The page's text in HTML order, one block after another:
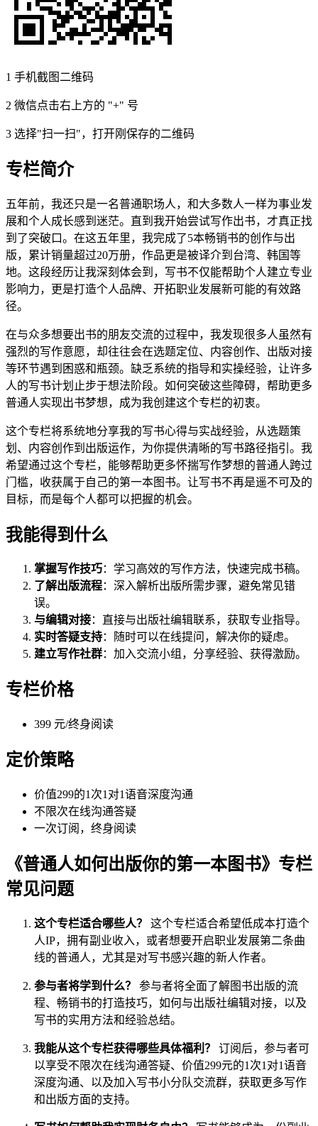
1 手机截图二维码
2 微信点击右上方的 "+" 号
3 选择"扫一扫"，打开刚保存的二维码
专栏简介
五年前，我还只是一名普通职场人，和大多数人一样为事业发
展和个人成长感到迷茫。直到我开始尝试写作出书，才真正找
到了突破口。在这五年里，我完成了5本畅销书的创作与出
版，累计销量超过20万册，作品更是被译介到台湾、韩国等
地。这段经历让我深刻体会到，写书不仅能帮助个人建立专业
影响力，更是打造个人品牌、开拓职业发展新可能的有效路
径。
在与众多想要出书的朋友交流的过程中，我发现很多人虽然有
强烈的写作意愿，却往往会在选题定位、内容创作、出版对接
等环节遇到困惑和瓶颈。缺乏系统的指导和实操经验，让许多
人的写书计划止步于想法阶段。如何突破这些障碍，帮助更多
普通人实现出书梦想，成为我创建这个专栏的初衷。
这个专栏将系统地分享我的写书心得与实战经验，从选题策
划、内容创作到出版运作，为你提供清晰的写书路径指引。我
希望通过这个专栏，能够帮助更多怀揣写作梦想的普通人跨过
门槛，收获属于自己的第一本图书。让写书不再是遥不可及的
目标，而是每个人都可以把握的机会。
我能得到什么
掌握写作技巧：学习高效的写作方法，快速完成书稿。
了解出版流程：深入解析出版所需步骤，避免常见错
误。
与编辑对接：直接与出版社编辑联系，获取专业指导。
实时答疑支持：随时可以在线提问，解决你的疑虑。
建立写作社群：加入交流小组，分享经验、获得激励。
专栏价格
399 元/终身阅读
定价策略
价值299的1次1对1语音深度沟通
不限次在线沟通答疑
一次订阅，终身阅读
《普通人如何出版你的第一本图书》专栏
常见问题
这个专栏适合哪些人？
这个专栏适合希望低成本打造个
人IP，拥有副业收入，或者想要开启职业发展第二条曲
线的普通人，尤其是对写书感兴趣的新人作者。
参与者将学到什么？
参与者将全面了解图书出版的流
程、畅销书的打造技巧，如何与出版社编辑对接，以及
写书的实用方法和经验总结。
我能从这个专栏获得哪些具体福利？
订阅后，参与者可
以享受不限次在线沟通答疑、价值299元的1次1对1语音
深度沟通、以及加入写书小分队交流群，获取更多写作
和出版方面的支持。